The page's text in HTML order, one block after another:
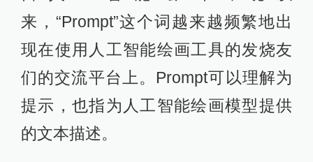
来，“Prompt”这个词越来越频繁地出
现在使用人工智能绘画工具的发烧友
们的交流平台上。Prompt可以理解为
提示，也指为人工智能绘画模型提供
的文本描述。